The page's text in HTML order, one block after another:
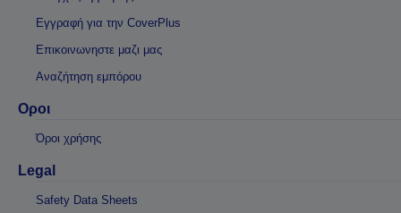
Εγγραφή για την CoverPlus
Επικοινωνηστε μαζι μας
Αναζήτηση εμπόρου
Οροι
Όροι χρήσης
Legal
Safety Data Sheets